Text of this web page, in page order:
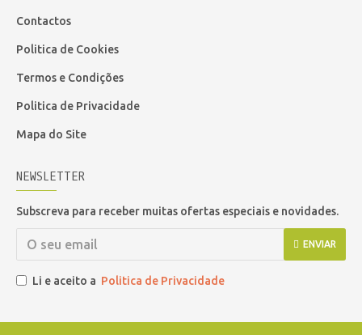
Contactos
Politica de Cookies
Termos e Condições
Politica de Privacidade
Mapa do Site
NEWSLETTER
Subscreva para receber muitas ofertas especiais e novidades.
ENVIAR
Li e aceito a Politica de Privacidade